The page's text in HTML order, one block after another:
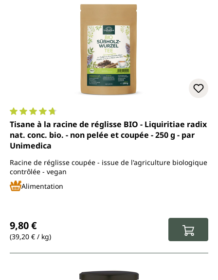
Note moyenne de 4.7 sur 5 étoiles
Tisane à la racine de réglisse BIO - Liquiritiae radix
nat. conc. bio. - non pelée et coupée - 250 g - par
Unimedica
Racine de réglisse coupée - issue de l'agriculture biologique
contrôlée - vegan
Alimentation
9,80 €
(39,20 € / kg)